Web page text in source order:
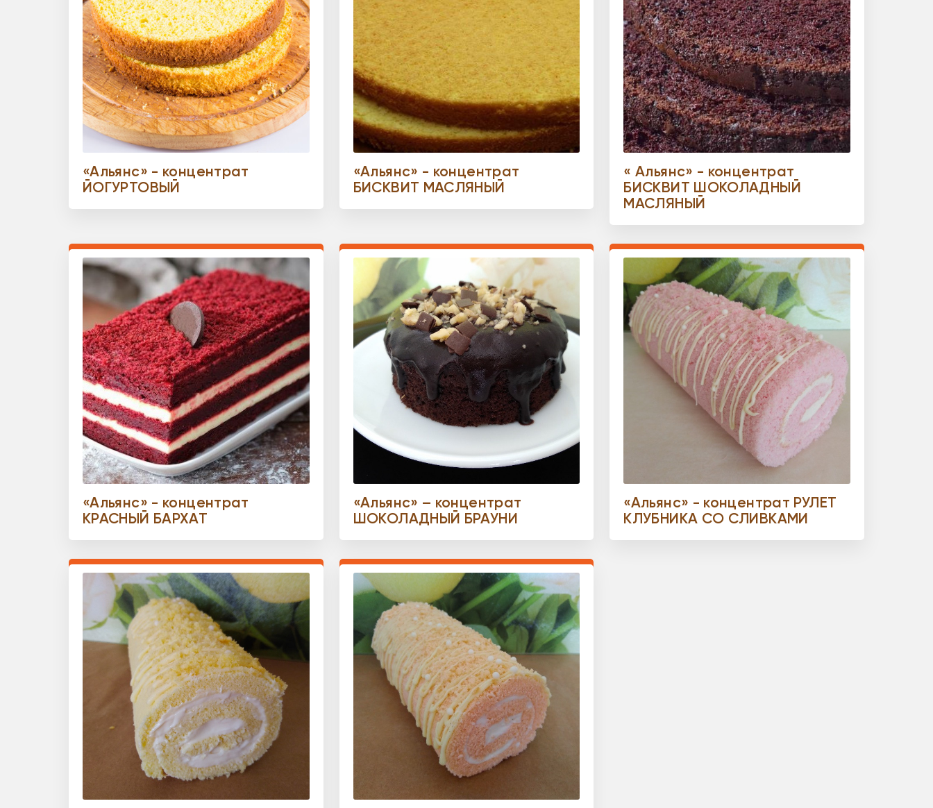
«Альянс» - концентрат
ЙОГУРТОВЫЙ
«Альянс» - концентрат
БИСКВИТ МАСЛЯНЫЙ
« Альянс» - концентрат
БИСКВИТ ШОКОЛАДНЫЙ
МАСЛЯНЫЙ
«Альянс» - концентрат
КРАСНЫЙ БАРХАТ
«Альянс» – концентрат
ШОКОЛАДНЫЙ БРАУНИ
«Альянс» - концентрат РУЛЕТ
КЛУБНИКА СО СЛИВКАМИ